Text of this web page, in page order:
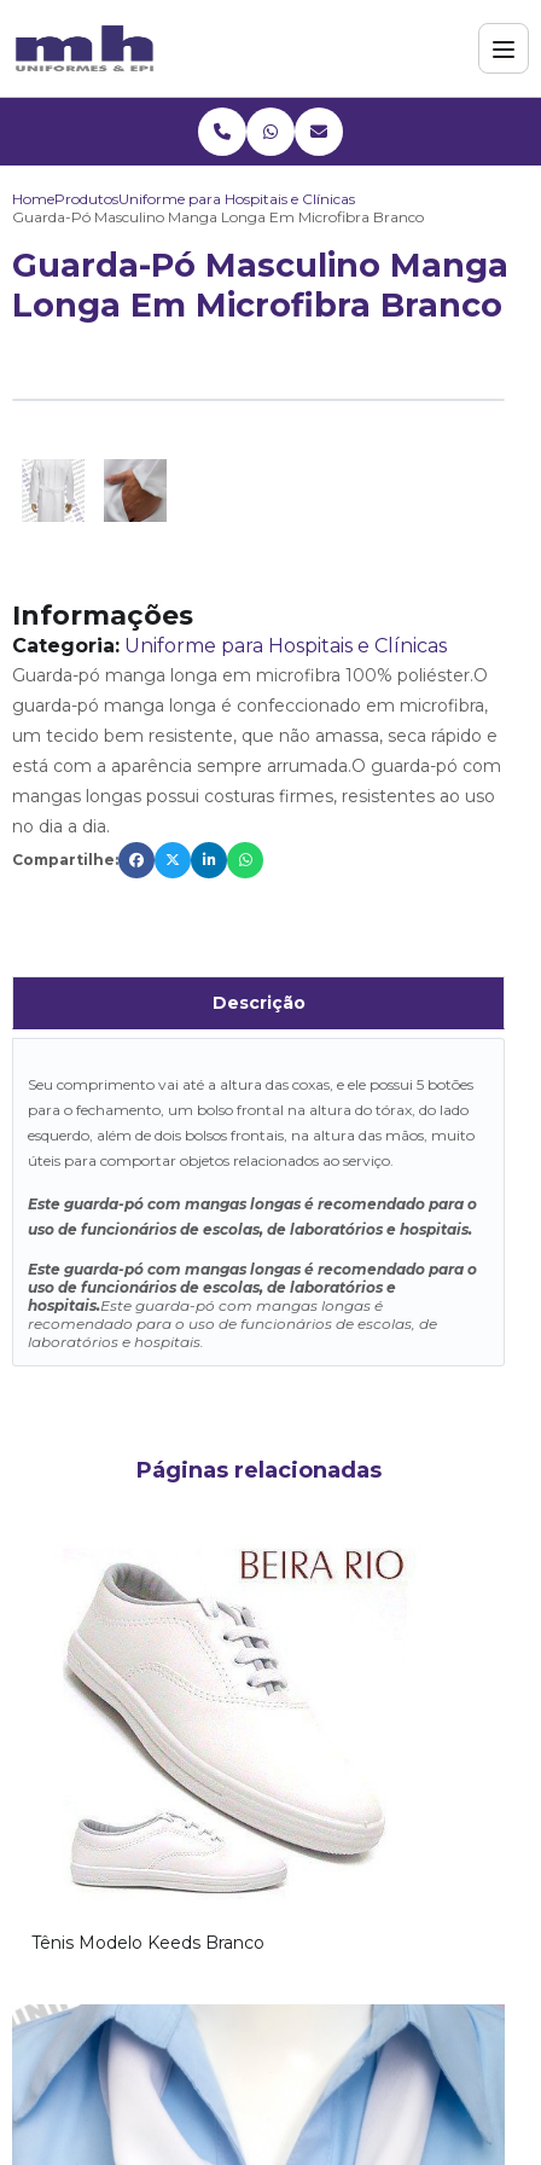
HomeProdutosUniforme para Hospitais e Clínicas
Guarda-Pó Masculino Manga Longa Em Microfibra Branco
Guarda-Pó Masculino Manga
Longa Em Microfibra Branco
Informações
Categoria: Uniforme para Hospitais e Clínicas
Guarda-pó manga longa em microfibra 100% poliéster.O
guarda-pó manga longa é confeccionado em microfibra,
um tecido bem resistente, que não amassa, seca rápido e
está com a aparência sempre arrumada.O guarda-pó com
mangas longas possui costuras firmes, resistentes ao uso
no dia a dia.
Compartilhe:
Descrição
Seu comprimento vai até a altura das coxas, e ele possui 5 botões
para o fechamento, um bolso frontal na altura do tórax, do lado
esquerdo, além de dois bolsos frontais, na altura das mãos, muito
úteis para comportar objetos relacionados ao serviço.
Este guarda-pó com mangas longas é recomendado para o
uso de funcionários de escolas, de laboratórios e hospitais.
Este guarda-pó com mangas longas é recomendado para o
uso de funcionários de escolas, de laboratórios e
hospitais.Este guarda-pó com mangas longas é
recomendado para o uso de funcionários de escolas, de
laboratórios e hospitais.
Páginas relacionadas
Aviso!
Tênis Modelo Keeds Branco